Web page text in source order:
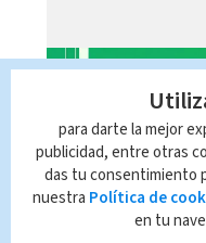
para darte la mejor
publicidad, entre otras
das tu consentimiento
nuestra Política de
en tu